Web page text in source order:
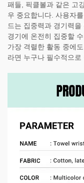
패들, 픽클볼과 같은 고
우 중요합니다. 사용자
드는 집중력과 경기력
경기에 온전히 집중할
가장 격렬한 활동 중에
라면 누구나 필수적으